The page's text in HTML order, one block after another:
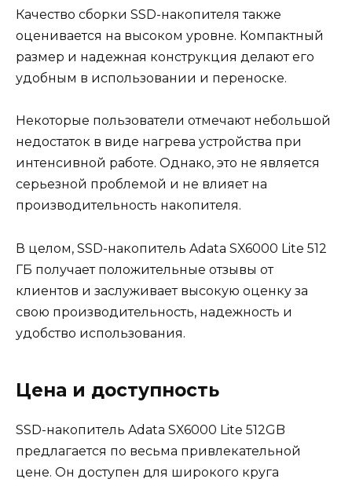
Качество сборки SSD-накопителя также
оценивается на высоком уровне. Компактный
размер и надежная конструкция делают его
удобным в использовании и переноске.
Некоторые пользователи отмечают небольшой
недостаток в виде нагрева устройства при
интенсивной работе. Однако, это не является
серьезной проблемой и не влияет на
производительность накопителя.
В целом, SSD-накопитель Adata SX6000 Lite 512
ГБ получает положительные отзывы от
клиентов и заслуживает высокую оценку за
свою производительность, надежность и
удобство использования.
Цена и доступность
SSD-накопитель Adata SX6000 Lite 512GB
предлагается по весьма привлекательной
цене. Он доступен для широкого круга